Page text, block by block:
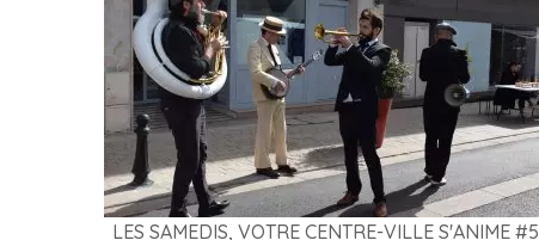
LES SAMEDIS, VOTRE CENTRE-VILLE S'ANIME #5